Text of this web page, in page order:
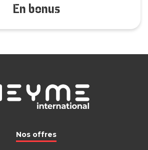
En bonus
Nos offres